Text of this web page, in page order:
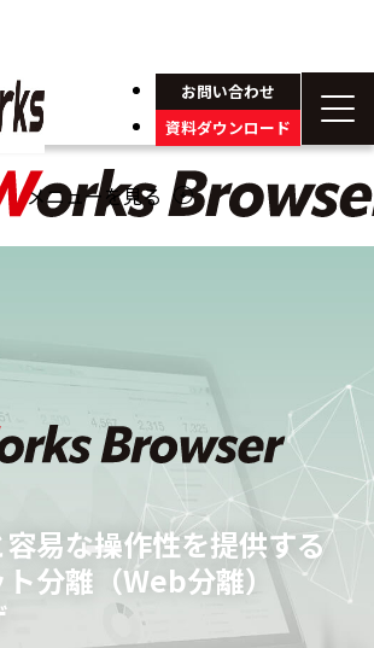
お問い合わせ
資料ダウンロード
メニューを見る arrow_circle_down
易な操作性を提供する
分離（Web分離）